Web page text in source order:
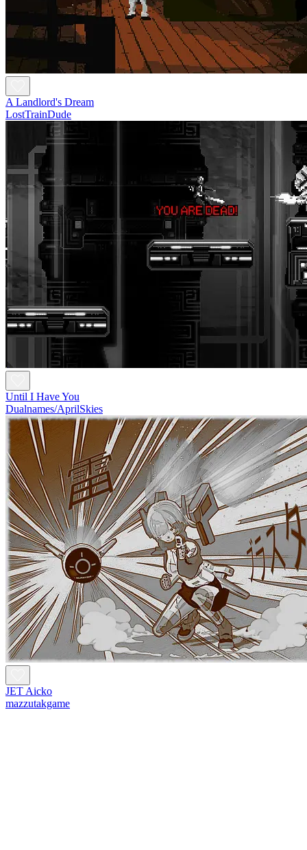
A Landlord's Dream
LostTrainDude
Until I Have You
Dualnames/AprilSkies
JET Aicko
mazzutakgame